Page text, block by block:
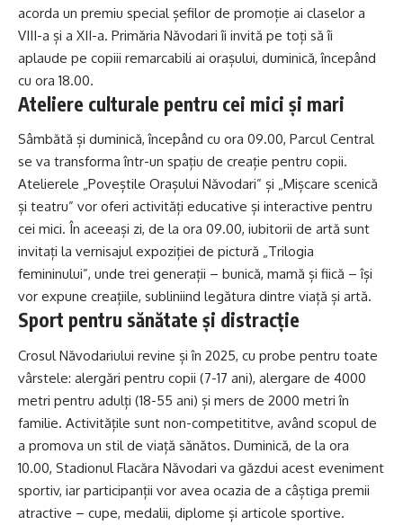
acorda un premiu special șefilor de promoție ai claselor a
VIII-a și a XII-a. Primăria Năvodari îi invită pe toți să îi
aplaude pe copiii remarcabili ai orașului, duminică, începând
cu ora 18.00.
Ateliere culturale pentru cei mici și mari
Sâmbătă și duminică, începând cu ora 09.00, Parcul Central
se va transforma într-un spațiu de creație pentru copii.
Atelierele „Poveștile Orașului Năvodari” și „Mișcare scenică
și teatru” vor oferi activități educative și interactive pentru
cei mici. În aceeași zi, de la ora 09.00, iubitorii de artă sunt
invitați la vernisajul expoziției de pictură „Trilogia
femininului”, unde trei generații – bunică, mamă și fiică – își
vor expune creațiile, subliniind legătura dintre viață și artă.
Sport pentru sănătate și distracție
Crosul Năvodariului revine și în 2025, cu probe pentru toate
vârstele: alergări pentru copii (7-17 ani), alergare de 4000
metri pentru adulți (18-55 ani) și mers de 2000 metri în
familie. Activitățile sunt non-competititve, având scopul de
a promova un stil de viață sănătos. Duminică, de la ora
10.00, Stadionul Flacăra Năvodari va găzdui acest eveniment
sportiv, iar participanții vor avea ocazia de a câștiga premii
atractive – cupe, medalii, diplome și articole sportive.